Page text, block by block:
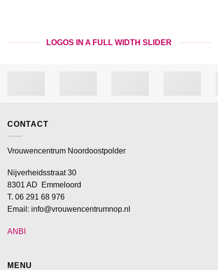
LOGOS IN A FULL WIDTH SLIDER
CONTACT
Vrouwencentrum Noordoostpolder
Nijverheidsstraat 30
8301 AD Emmeloord
T. 06 291 68 976
Email: info@vrouwencentrumnop.nl
ANBI
MENU